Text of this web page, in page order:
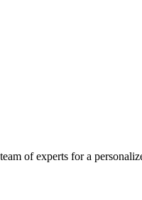
of experts for a